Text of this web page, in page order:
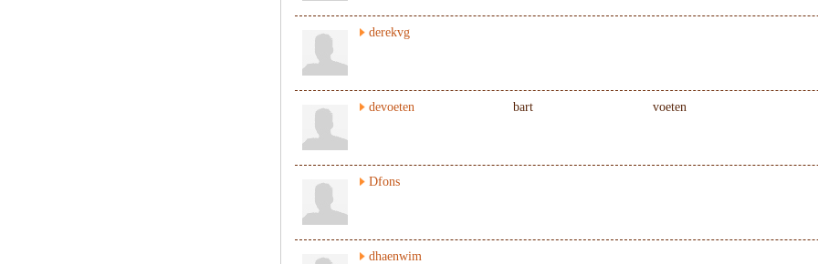
derekvg
devoeten bart voeten
Dfons
dhaenwim